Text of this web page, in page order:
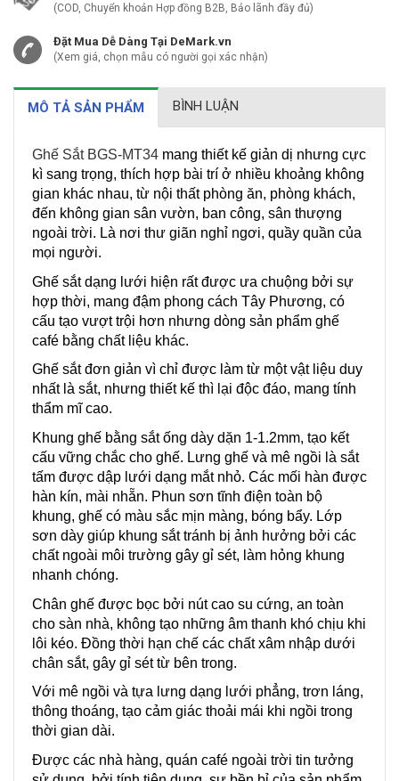
(COD, Chuyển khoản Hợp đồng B2B, Bảo lãnh đầy đủ)
Đặt Mua Dễ Dàng Tại DeMark.vn
(Xem giá, chọn mẫu có người gọi xác nhận)
MÔ TẢ SẢN PHẨM BÌNH LUẬN
Ghế Sắt BGS-MT34 mang thiết kế giản dị nhưng cực
kì sang trọng, thích hợp bài trí ở nhiều khoảng không
gian khác nhau, từ nội thất phòng ăn, phòng khách,
đến không gian sân vườn, ban công, sân thượng
ngoài trời. Là nơi thư giãn nghỉ ngơi, quầy quần của
mọi người.
Ghế sắt dạng lưới hiện rất được ưa chuộng bởi sự
hợp thời, mang đậm phong cách Tây Phương, có
cấu tạo vượt trội hơn nhưng dòng sản phẩm ghế
café bằng chất liệu khác.
Ghế sắt đơn giản vì chỉ được làm từ một vật liệu duy
nhất là sắt, nhưng thiết kế thì lại độc đáo, mang tính
thẩm mĩ cao.
Khung ghế bằng sắt ống dày dặn 1-1.2mm, tạo kết
cấu vững chắc cho ghế. Lưng ghế và mê ngồi là sắt
tấm được dập lưới dạng mắt nhỏ. Các mối hàn được
hàn kín, mài nhẵn. Phun sơn tĩnh điện toàn bộ
khung, ghế có màu sắc mịn màng, bóng bẩy. Lớp
sơn dày giúp khung sắt tránh bị ảnh hưởng bởi các
chất ngoài môi trường gây gỉ sét, làm hỏng khung
nhanh chóng.
Chân ghế được bọc bởi nút cao su cứng, an toàn
cho sàn nhà, không tạo những âm thanh khó chịu khi
lôi kéo. Đồng thời hạn chế các chất xâm nhập dưới
chân sắt, gây gỉ sét từ bên trong.
Với mê ngồi và tựa lưng dạng lưới phẳng, trơn láng,
thông thoáng, tạo cảm giác thoải mái khi ngồi trong
thời gian dài.
Được các nhà hàng, quán café ngoài trời tin tưởng